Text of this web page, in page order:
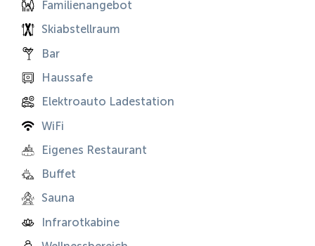
Familienangebot
Skiabstellraum
Bar
Haussafe
Elektroauto Ladestation
WiFi
Eigenes Restaurant
Buffet
Sauna
Infrarotkabine